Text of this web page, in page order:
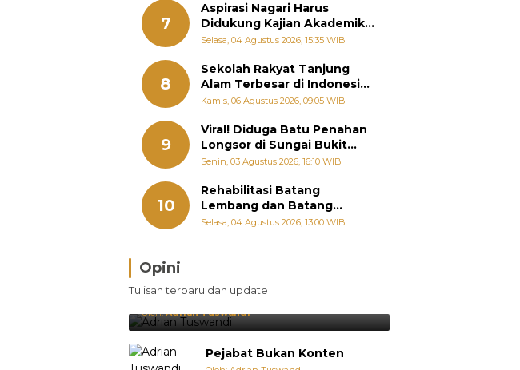
7
Aspirasi Nagari Harus
Didukung Kajian Akademik,
Zigo Rolanda: Agar Mudah
Kementerian
Selasa, 04 Agustus 2026, 15:35 WIB
8
Sekolah Rakyat Tanjung
Alam Terbesar di Indonesia,
Groundbreaking September
Kamis, 06 Agustus 2026, 09:05 WIB
9
Viral! Diduga Batu Penahan
Longsor di Sungai Bukit
Nago Padang Diambil, Warga
Senin, 03 Agustus 2026, 16:10 WIB
10
Rehabilitasi Batang
Lembang dan Batang
Gawan Segera Dimulai, Zigo
Selasa, 04 Agustus 2026, 13:00 WIB
Opini
Tulisan terbaru dan update
Brasil Lebih Diunggulkan, tetapi
Jepang Selalu Punya Cara Membuat
Kejutan
Oleh:Adrian Tuswandi
Pejabat Bukan Konten